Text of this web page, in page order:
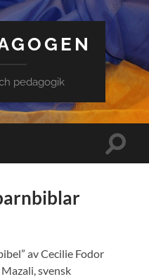
pedagogik
Slå
av Cecilie Fodor
svensk